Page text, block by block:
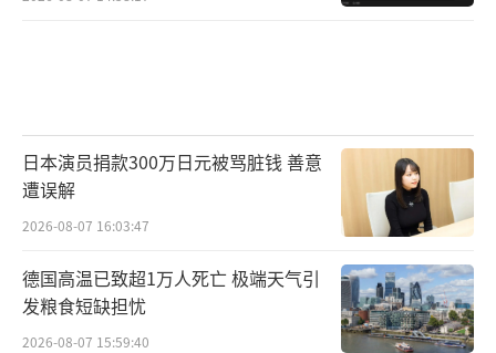
日本演员捐款300万日元被骂脏钱 善意
遭误解
2026-08-07 16:03:47
德国高温已致超1万人死亡 极端天气引
发粮食短缺担忧
2026-08-07 15:59:40